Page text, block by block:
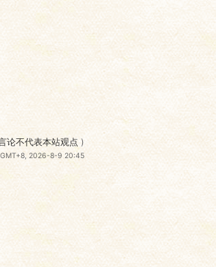
论不代表本站观点 )
GMT+8, 2026-8-9 20:45